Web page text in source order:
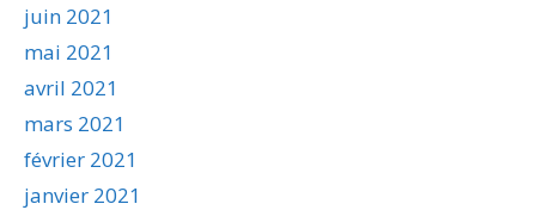
juin 2021
mai 2021
avril 2021
mars 2021
février 2021
janvier 2021